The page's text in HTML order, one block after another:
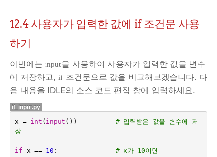
12.4 사용자가 입력한 값에 if 조건문 사용
하기
이번에는 input을 사용하여 사용자가 입력한 값을 변수
에 저장하고, if 조건문으로 값을 비교해보겠습니다. 다
음 내용을 IDLE의 소스 코드 편집 창에 입력하세요.
if_input.py
x = int ( input ())
# 입력받은 값을 변수에 저
장
if x == 10 :
# x가 10이면